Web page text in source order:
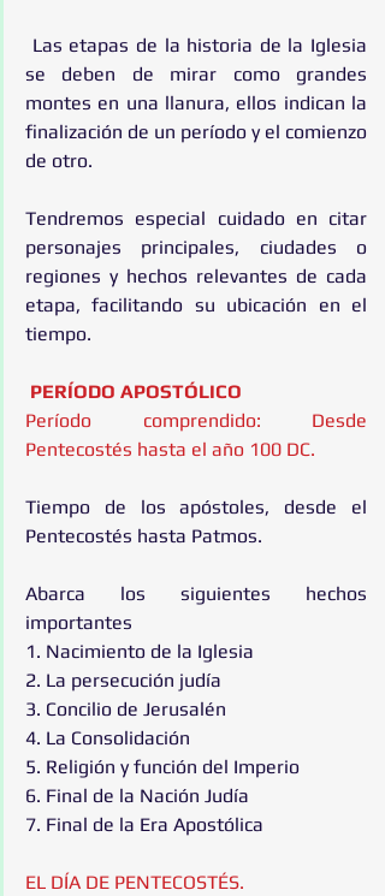
se deben de mirar como grandes
montes en una llanura, ellos indican la
finalización de un período y el comienzo
de otro.
Tendremos especial cuidado en citar
personajes principales, ciudades o
regiones y hechos relevantes de cada
etapa, facilitando su ubicación en el
tiempo.
PERÍODO APOSTÓLICO
Período comprendido: Desde
Pentecostés hasta el año 100 DC.
Tiempo de los apóstoles, desde el
Pentecostés hasta Patmos.
Abarca los siguientes hechos
importantes
1. Nacimiento de la Iglesia
2. La persecución judía
3. Concilio de Jerusalén
4. La Consolidación
5. Religión y función del Imperio
6. Final de la Nación Judía
7. Final de la Era Apostólica
EL DÍA DE PENTECOSTÉS.